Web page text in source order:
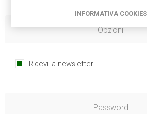
Opzioni
Ricevi la newsletter
Password
INFORMATIVA COOKIES